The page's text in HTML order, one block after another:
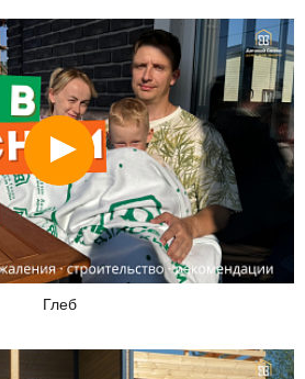
Смотреть
Глеб